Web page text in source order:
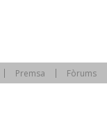
Premsa Fòrums